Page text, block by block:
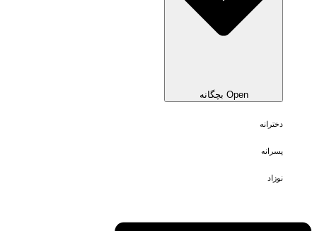
Open بچگانه
دخترانه
پسرانه
نوزاد